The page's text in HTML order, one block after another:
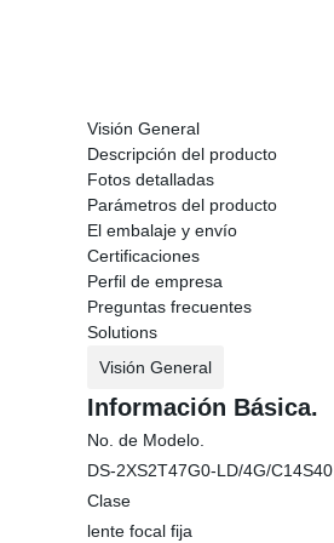
Visión General
Descripción del producto
Fotos detalladas
Parámetros del producto
El embalaje y envío
Certificaciones
Perfil de empresa
Preguntas frecuentes
Solutions
Visión General
Información Básica.
No. de Modelo.
DS-2XS2T47G0-LD/4G/C14S40
Clase
lente focal fija